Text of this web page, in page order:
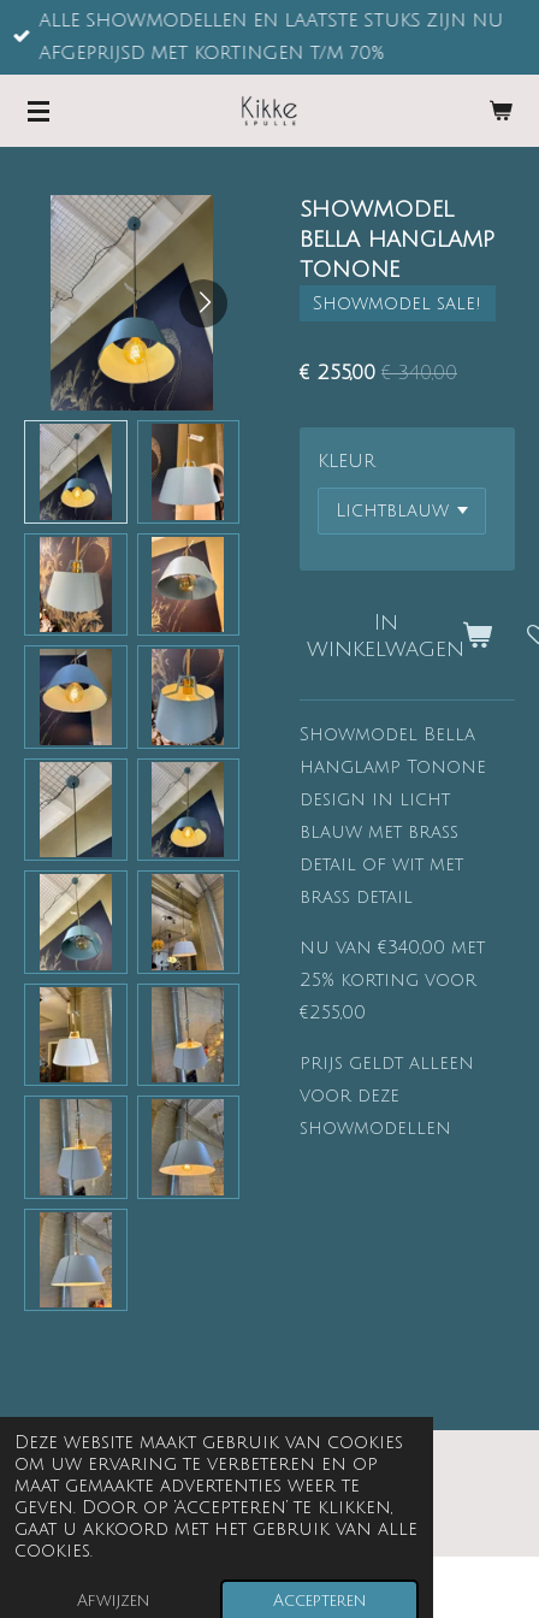
Deze website maakt gebruik van cookies
om uw ervaring te verbeteren en op
maat gemaakte advertenties weer te
geven. Door op ‘Accepteren’ te klikken,
gaat u akkoord met het gebruik van alle
cookies.
Afwijzen Accepteren
Ga
direct
de
ALLE SHOWMODELLEN EN LAATSTE STUKS ZIJN NU
AFGEPRIJSD MET KORTINGEN T/M 70%
SHOWMODEL
BELLA HANGLAMP
TONONE
Showmodel sale!
€ 255,00 € 340,00
KLEUR
In
winkelwagen
Showmodel Bella
hanglamp Tonone
design in licht
blauw met brass
detail of wit met
brass detail
nu van €340,00 met
25% korting voor
€255,00
prijs geldt alleen
voor deze
showmodellen
© 1999 - 2026 Kikke spulle interieur